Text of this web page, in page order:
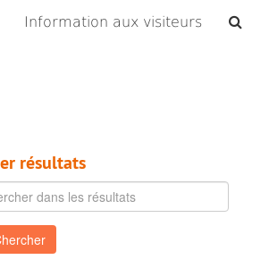
Information aux visiteurs
résultats